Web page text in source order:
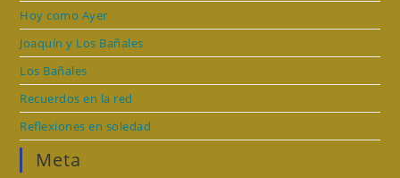
Hoy como Ayer
Joaquín y Los Bañales
Los Bañales
Recuerdos en la red
Reflexiones en soledad
Meta